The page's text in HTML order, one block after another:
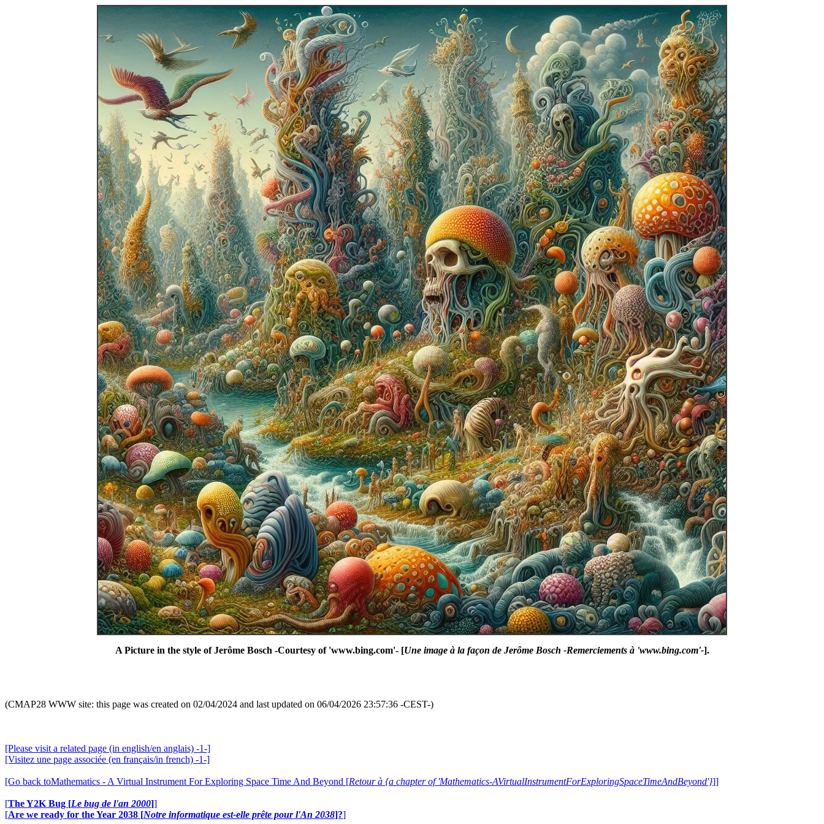
A Picture in the style of Jerôme Bosch -Courtesy of 'www.bing.com'- [Une image à la façon de Jerôme Bosch -Remerciements à 'www.bing.com'-].
(CMAP28 WWW site: this page was created on 02/04/2024 and last updated on 06/04/2026 23:57:36 -CEST-)
[Please visit a related page (in english/en anglais) -1-]
[Visitez une page associée (en français/in french) -1-]
[Go back toMathematics - A Virtual Instrument For Exploring Space Time And Beyond [Retour à {a chapter of 'Mathematics-AVirtualInstrumentForExploringSpaceTimeAndBeyond'}]]
[The Y2K Bug [Le bug de l'an 2000]]
[Are we ready for the Year 2038 [Notre informatique est-elle prête pour l'An 2038]?]